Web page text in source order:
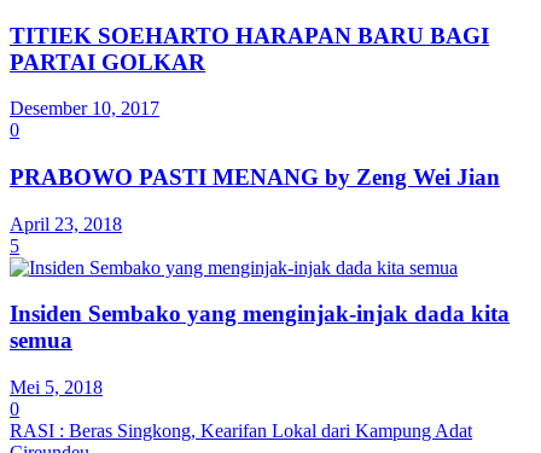
TITIEK SOEHARTO HARAPAN BARU BAGI
PARTAI GOLKAR
Desember 10, 2017
0
PRABOWO PASTI MENANG by Zeng Wei Jian
April 23, 2018
5
Insiden Sembako yang menginjak-injak dada kita
semua
Mei 5, 2018
0
RASI : Beras Singkong, Kearifan Lokal dari Kampung Adat